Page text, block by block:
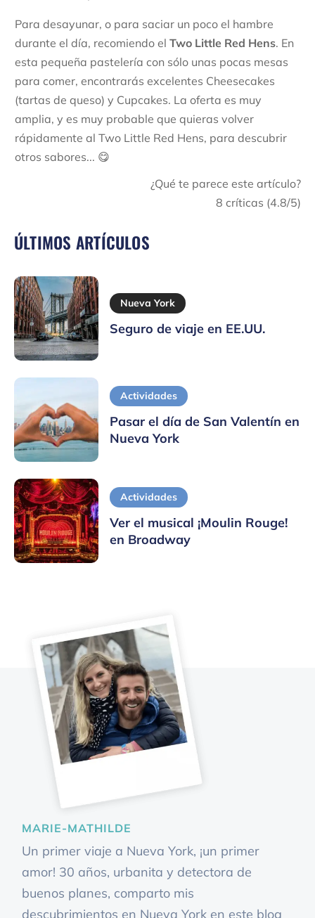
Para desayunar, o para saciar un poco el hambre
durante el día, recomiendo el Two Little Red Hens. En
esta pequeña pastelería con sólo unas pocas mesas
para comer, encontrarás excelentes Cheesecakes
(tartas de queso) y Cupcakes. La oferta es muy
amplia, y es muy probable que quieras volver
rápidamente al Two Little Red Hens, para descubrir
otros sabores... 😋
¿Qué te parece este artículo?
8 críticas (4.8/5)
ÚLTIMOS ARTÍCULOS
Nueva York
Seguro de viaje en EE.UU.
Actividades
Pasar el día de San Valentín en
Nueva York
Actividades
Ver el musical ¡Moulin Rouge!
en Broadway
MARIE-MATHILDE
Un primer viaje a Nueva York, ¡un primer
amor! 30 años, urbanita y detectora de
buenos planes, comparto mis
descubrimientos en Nueva York en este blog